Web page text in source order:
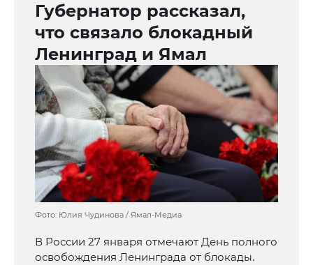
Губернатор рассказал,
что связало блокадный
Ленинград и Ямал
Фото: Юлия Чудинова / Ямал-Медиа
В России 27 января отмечают День полного
освобождения Ленинграда от блокады.